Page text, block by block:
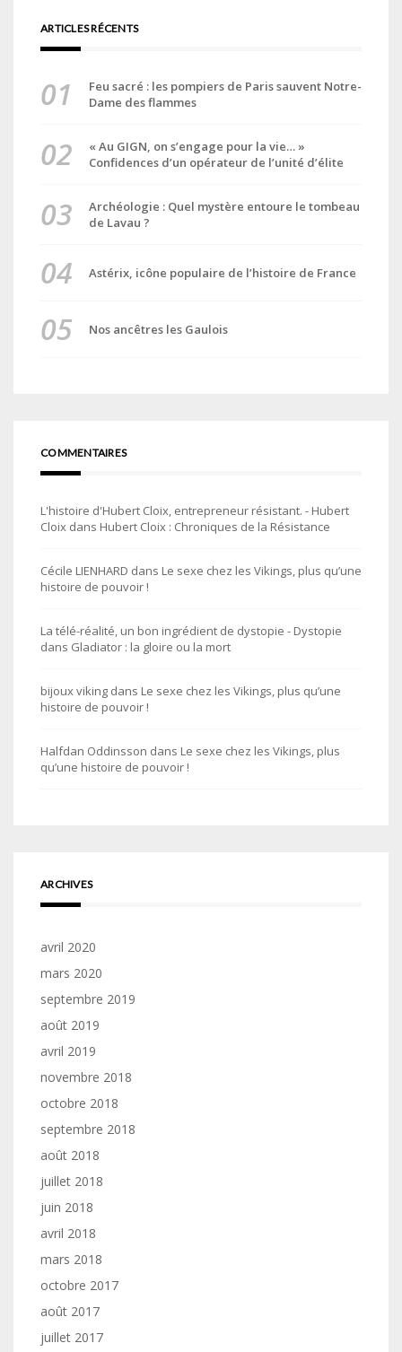
ARTICLES RÉCENTS
Feu sacré : les pompiers de Paris sauvent Notre-
Dame des flammes
« Au GIGN, on s’engage pour la vie… »
Confidences d’un opérateur de l’unité d’élite
Archéologie : Quel mystère entoure le tombeau
de Lavau ?
Astérix, icône populaire de l’histoire de France
Nos ancêtres les Gaulois
COMMENTAIRES
L'histoire d'Hubert Cloix, entrepreneur résistant. - Hubert
Cloix dans Hubert Cloix : Chroniques de la Résistance
Cécile LIENHARD dans Le sexe chez les Vikings, plus qu’une
histoire de pouvoir !
La télé-réalité, un bon ingrédient de dystopie - Dystopie
dans Gladiator : la gloire ou la mort
bijoux viking dans Le sexe chez les Vikings, plus qu’une
histoire de pouvoir !
Halfdan Oddinsson dans Le sexe chez les Vikings, plus
qu’une histoire de pouvoir !
ARCHIVES
avril 2020
mars 2020
septembre 2019
août 2019
avril 2019
novembre 2018
octobre 2018
septembre 2018
août 2018
juillet 2018
juin 2018
avril 2018
mars 2018
octobre 2017
août 2017
juillet 2017